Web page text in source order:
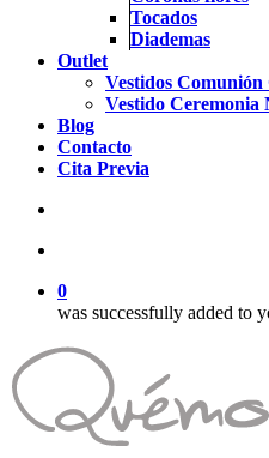
Tocados
Diademas
Outlet
Vestidos Comunión
Vestido Ceremonia
Blog
Contacto
Cita Previa
0
was successfully added to